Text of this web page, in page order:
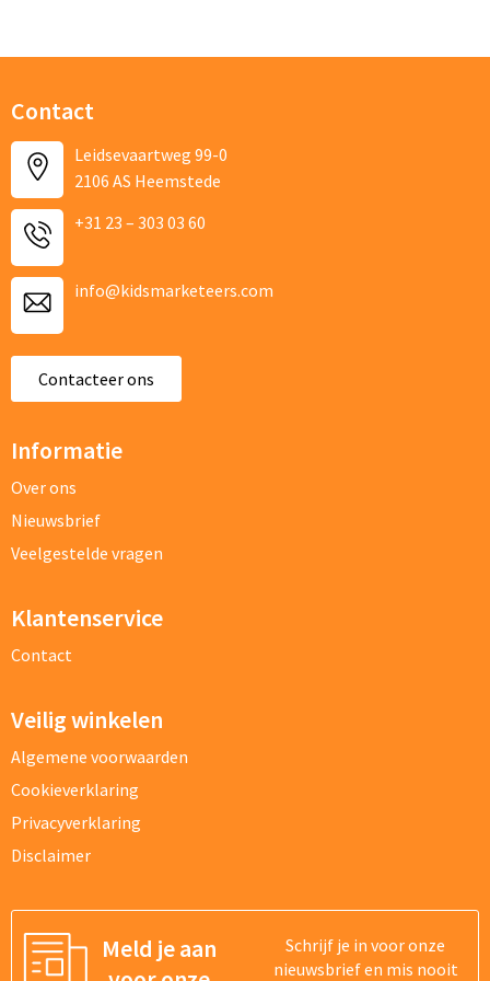
Contact
Leidsevaartweg 99-0
2106 AS Heemstede
+31 23 – 303 03 60
info@kidsmarketeers.com
Contacteer ons
Informatie
Over ons
Nieuwsbrief
Veelgestelde vragen
Klantenservice
Contact
Veilig winkelen
Algemene voorwaarden
Cookieverklaring
Privacyverklaring
Disclaimer
Meld je aan
Schrijf je in voor onze
nieuwsbrief en mis nooit
Telefoonnummer
Product
Gewenste aantal producten
Beschrijf je aanvraag (incl kleuren van textiel en bedrukking)
Bestand
Vraag/opmerking